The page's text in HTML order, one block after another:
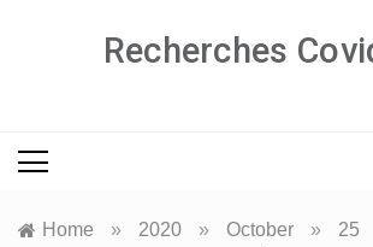
Recherches
Home » 2020 » October » 25